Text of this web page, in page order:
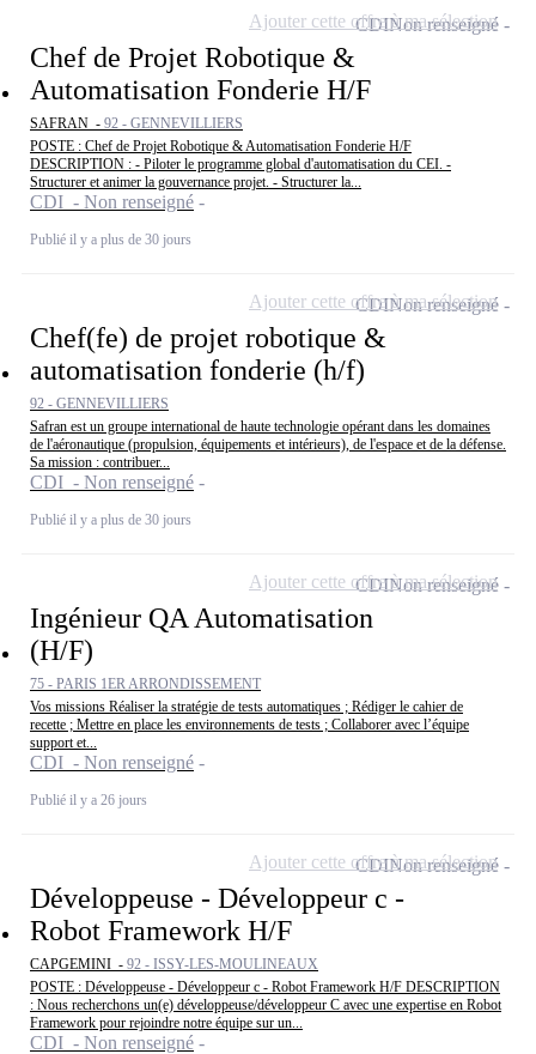
Chef de Projet Robotique &
Automatisation Fonderie H/F
SAFRAN - 92 - GENNEVILLIERS
POSTE : Chef de Projet Robotique & Automatisation Fonderie H/F
DESCRIPTION : - Piloter le programme global d'automatisation du CEI. -
Structurer et animer la gouvernance projet. - Structurer la...
CDI - Non renseigné
Publié il y a plus de 30 jours
CDINon renseigné
Ajouter cette offre à ma sélection
Chef(fe) de projet robotique &
automatisation fonderie (h/f)
92 - GENNEVILLIERS
Safran est un groupe international de haute technologie opérant dans les domaines
de l'aéronautique (propulsion, équipements et intérieurs), de l'espace et de la défense.
Sa mission : contribuer...
CDI - Non renseigné
Publié il y a plus de 30 jours
CDINon renseigné
Ajouter cette offre à ma sélection
Ingénieur QA Automatisation
(H/F)
75 - PARIS 1ER ARRONDISSEMENT
Vos missions Réaliser la stratégie de tests automatiques ; Rédiger le cahier de
recette ; Mettre en place les environnements de tests ; Collaborer avec l’équipe
support et...
CDI - Non renseigné
Publié il y a 26 jours
CDINon renseigné
Ajouter cette offre à ma sélection
Développeuse - Développeur c -
Robot Framework H/F
CAPGEMINI - 92 - ISSY-LES-MOULINEAUX
POSTE : Développeuse - Développeur c - Robot Framework H/F DESCRIPTION
: Nous recherchons un(e) développeuse/développeur C avec une expertise en Robot
Framework pour rejoindre notre équipe sur un...
CDI - Non renseigné
CDINon renseigné
Ajouter cette offre à ma sélection